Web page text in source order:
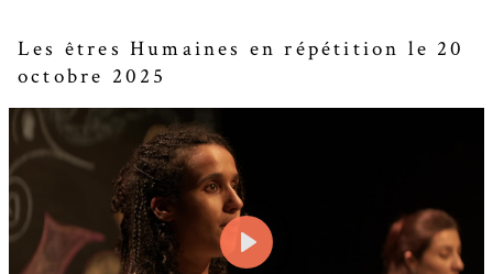
Les êtres Humaines en répétition le 20
octobre 2025